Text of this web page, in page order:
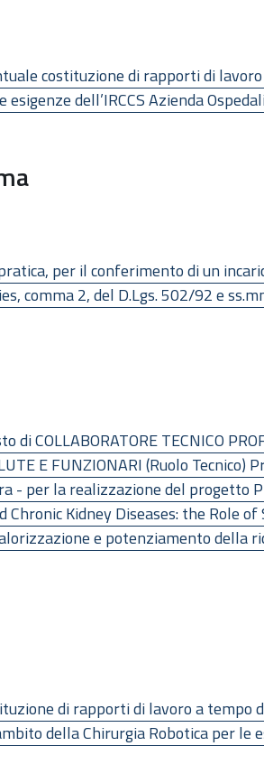
costituzione di rapporti di
dell’IRCCS Azienda
per il conferimento di un
comma 2, del D.Lgs. 502/92 e
TECNICO
E FUNZIONARI (Ruolo Tecnico)
- per la realizzazione del progetto
Kidney Diseases: the Role
e potenziamento della
di rapporti di lavoro a
della Chirurgia Robotica per le